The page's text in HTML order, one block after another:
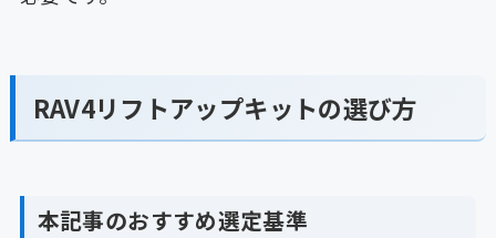
RAV4リフトアップキットの選び方
本記事のおすすめ選定基準